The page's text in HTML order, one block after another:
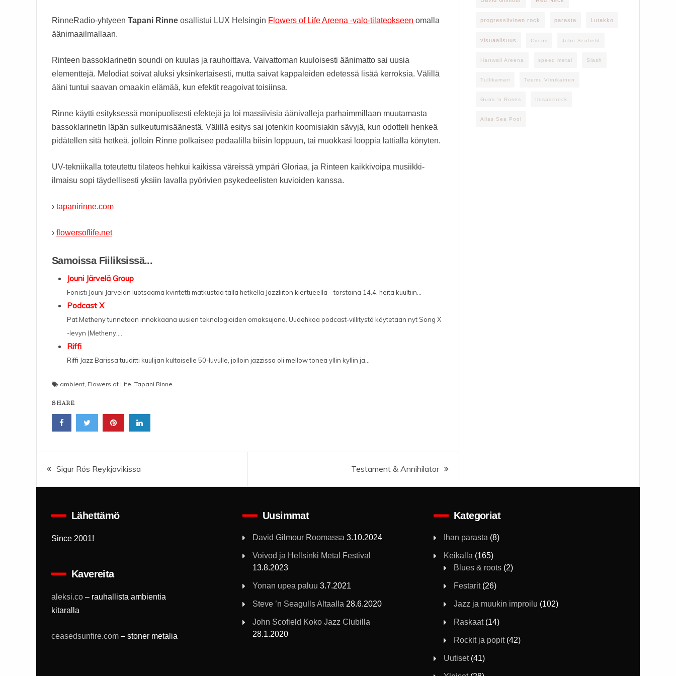
RinneRadio-yhtyeen Tapani Rinne osallistui LUX Helsingin Flowers of Life Areena -valo-tilateokseen omalla
äänimaailmallaan.
Rinteen bassoklarinetin soundi on kuulas ja rauhoittava. Vaivattoman kuuloisesti äänimatto sai uusia
elementtejä. Melodiat soivat aluksi yksinkertaisesti, mutta saivat kappaleiden edetessä lisää kerroksia. Välillä
ääni tuntui saavan omaakin elämää, kun efektit reagoivat toisiinsa.
Rinne käytti esityksessä monipuolisesti efektejä ja loi massiivisia äänivalleja parhaimmillaan muutamasta
bassoklarinetin läpän sulkeutumisäänestä. Välillä esitys sai jotenkin koomisiakin sävyjä, kun odotteli henkeä
pidätellen sitä hetkeä, jolloin Rinne polkaisee pedaalilla biisin loppuun, tai muokkasi looppia lattialla könyten.
UV-tekniikalla toteutettu tilateos hehkui kaikissa väreissä ympäri Gloriaa, ja Rinteen kaikkivoipa musiikki-
ilmaisu sopi täydellisesti yksiin lavalla pyörivien psykedeelisten kuvioiden kanssa.
› tapanirinne.com
› flowersoflife.net
Samoissa Fiiliksissä...
Jouni Järvelä Group
Fonisti Jouni Järvelän luotsaama kvintetti matkustaa tällä hetkellä Jazzliiton kiertueella – torstaina 14.4. heitä kuultiin...
Podcast X
Pat Metheny tunnetaan innokkaana uusien teknologioiden omaksujana. Uudehkoa podcast-villitystä käytetään nyt Song X
-levyn (Metheny,...
Riffi
Riffi Jazz Barissa tuuditti kuulijan kultaiselle 50-luvulle, jolloin jazzissa oli mellow tonea yllin kyllin ja...
ambient Flowers of Life Tapani Rinne
SHARE
Artikkelien
selaus
Sigur Rós Reykjavikissa Testament & Annihilator
progressiivinen rock parasta Lutakko
visuaalisuus Circus John Scofield
Hartwall Areena speed metal Slash
Tullikamari Teemu Viinikainen
Guns 'n Roses Ilosaarirock
Allas Sea Pool
Lähettämö
Since 2001!
Kavereita
aleksi.co – rauhallista ambientia
kitaralla
ceasedsunfire.com – stoner metalia
Uusimmat
David Gilmour Roomassa 3.10.2024
Voivod ja Hellsinki Metal Festival
13.8.2023
Yonan upea paluu 3.7.2021
Steve ’n Seagulls Altaalla 28.6.2020
John Scofield Koko Jazz Clubilla
28.1.2020
Kategoriat
Ihan parasta (8)
Keikalla (165)
Blues & roots(2)
Festarit(26)
Jazz ja muukin improilu (102)
Raskaat(14)
Rockit ja popit(42)
Uutiset(41)